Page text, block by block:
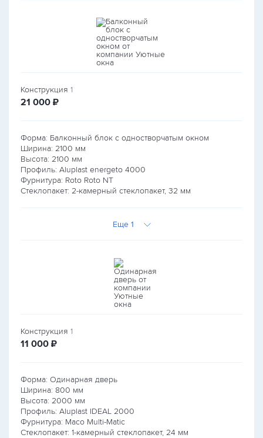
Конструкция 1
21 000 руб.
₽
Форма: Балконный блок с одностворчатым окном
Ширина: 2100 мм
Высота: 2100 мм
Профиль: Aluplast energeto 4000
Фурнитура: Roto Roto NT
Стеклопакет: 2-камерный стеклопакет, 32 мм
Еще 1
Конструкция 1
11 000 руб.
₽
Форма: Одинарная дверь
Ширина: 800 мм
Высота: 2000 мм
Профиль: Aluplast IDEAL 2000
Фурнитура: Maco Multi-Matic
Стеклопакет: 1-камерный стеклопакет, 24 мм